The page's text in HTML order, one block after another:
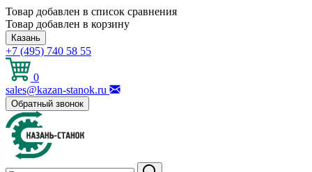
Товар добавлен в список сравнения
Товар добавлен в корзину
Казань
+7 (495) 740 58 55
0
sales@kazan-stanok.ru
Обратный звонок